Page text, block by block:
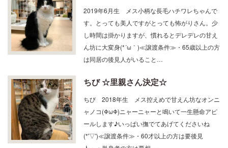
2019年6月生 メス小柄な長毛ハチワレちゃんで
す。とっても美人ですがとっても怖がりさん。少
し時間は掛かりますが、慣れるとデレデレの甘え
ん坊に大変身(*´ω｀)≪譲渡条件≫・65歳以上の方
は同居の後見人がいること…
ちび ☆里親さん決定☆
ちび 2018年生 メス控えめで甘えん坊なオンニ
ャノコ(ΦωΦ)ニャーニャーと鳴いて一生懸命アピ
ールします♪いっぱい撫でてあげてくださいね
(*'▽')≪譲渡条件≫・60才以上の方は要後見